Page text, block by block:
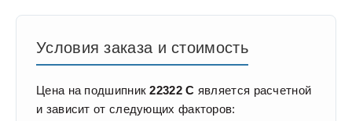
Условия заказа и стоимость
Цена на подшипник22322 C является расчетной
и зависит от следующих факторов: